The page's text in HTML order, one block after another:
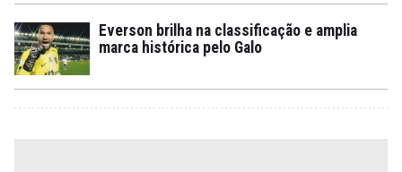
Everson brilha na classificação e amplia
marca histórica pelo Galo